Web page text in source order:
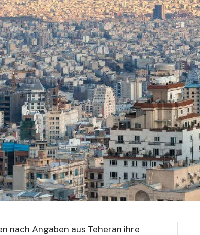
nach Angaben aus Teheran ihre